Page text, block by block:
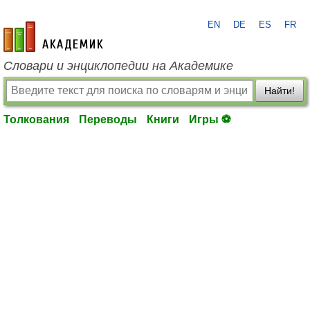
academic.ru
EN DE ES FR
Словари и энциклопедии на Академике
Найти!
Толкования Переводы Книги Игры ⚽